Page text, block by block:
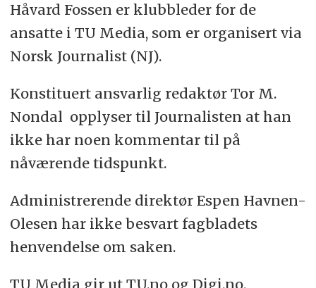
Håvard Fossen er klubbleder for de
ansatte i TU Media, som er organisert via
Norsk Journalist (NJ).
Konstituert ansvarlig redaktør Tor M.
Nondal opplyser til Journalisten at han
ikke har noen kommentar til på
nåværende tidspunkt.
Administrerende direktør Espen Havnen-
Olesen har ikke besvart fagbladets
henvendelse om saken.
TU Media gir ut TU.no og Digi.no.